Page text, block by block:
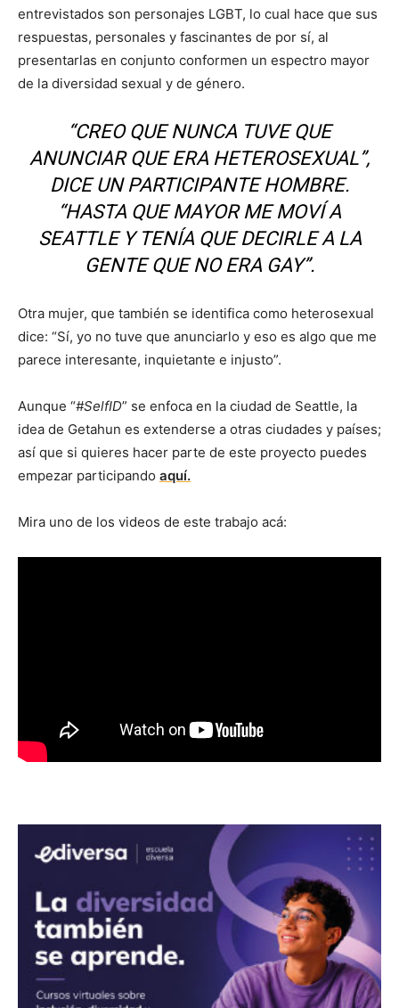
entrevistados son personajes LGBT, lo cual hace que sus
respuestas, personales y fascinantes de por sí, al
presentarlas en conjunto conformen un espectro mayor
de la diversidad sexual y de género.
“CREO QUE NUNCA TUVE QUE
ANUNCIAR QUE ERA HETEROSEXUAL”,
DICE UN PARTICIPANTE HOMBRE.
“HASTA QUE MAYOR ME MOVÍ A
SEATTLE Y TENÍA QUE DECIRLE A LA
GENTE QUENOERA GAY”.
Otra mujer, que también se identifica como heterosexual
dice: “Sí, yo no tuve que anunciarlo y eso es algo que me
parece interesante, inquietante e injusto”.
Aunque “#SelfID” se enfoca en la ciudad de Seattle, la
idea de Getahun es extenderse a otras ciudades y países;
así que si quieres hacer parte de este proyecto puedes
empezar participando aquí.
Mira uno de los videos de este trabajo acá: